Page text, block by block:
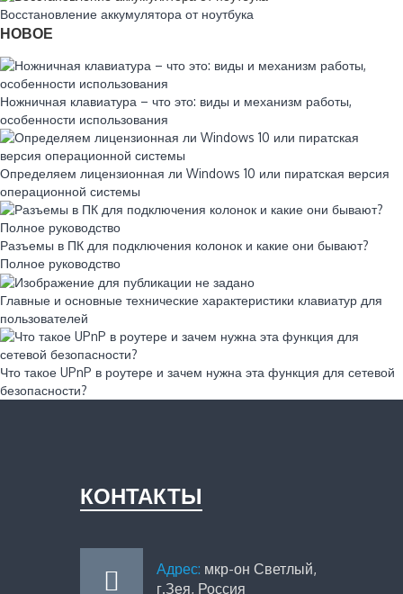
Восстановление аккумулятора от ноутбука
НОВОЕ
Ножничная клавиатура – что это: виды и механизм работы,
особенности использования
Определяем лицензионная ли Windows 10 или пиратская версия
операционной системы
Разъемы в ПК для подключения колонок и какие они бывают?
Полное руководство
Главные и основные технические характеристики клавиатур для
пользователей
Что такое UPnP в роутере и зачем нужна эта функция для сетевой
безопасности?
КОНТАКТЫ
Адрес: мкр-он Светлый,
г.Зея, Россия